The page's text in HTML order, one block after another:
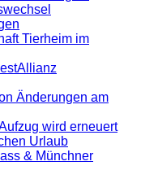
Tierheim im
Änderungen am
wird erneuert
Urlaub
& Münchner